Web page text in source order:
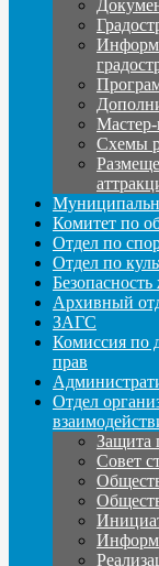
Мастер-
Схемы
Комитет по
Отдел по
Отдел по
Архивный
ЗАГС
Комиссия по
прав
Отдел
Защита
Совет